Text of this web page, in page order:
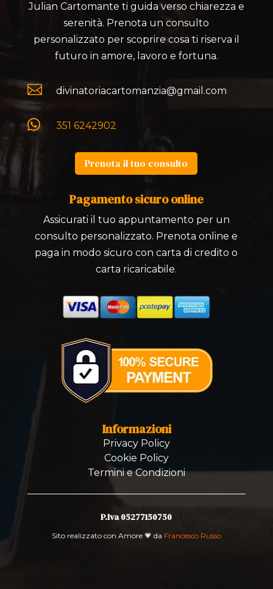
Julian Cartomante ti guida verso chiarezza e
serenità. Prenota un consulto
personalizzato per scoprire cosa ti riserva il
futuro in amore, lavoro e fortuna.
 divinatoriacartomanzia@gmail.com
 351 6242902
Prenota il tuo consulto
Pagamento sicuro online
Assicurati il tuo appuntamento per un
consulto personalizzato. Prenota online e
paga in modo sicuro con carta di credito o
carta ricaricabile.
Informazioni
Privacy Policy
Cookie Policy
Termini e Condizioni
P.Iva 05277150750
Sito realizzato con Amore 💗 da Francesco Russo